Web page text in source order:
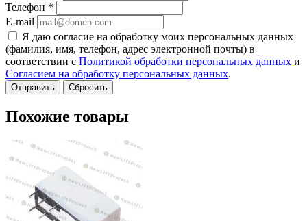
Телефон *
E-mail
Я даю согласие на обработку моих персональных данных
(фамилия, имя, телефон, адрес электронной почты) в
соответствии с Политикой обработки персональных данных и
Согласием на обработку персональных данных.
Сбросить
Похожие товары